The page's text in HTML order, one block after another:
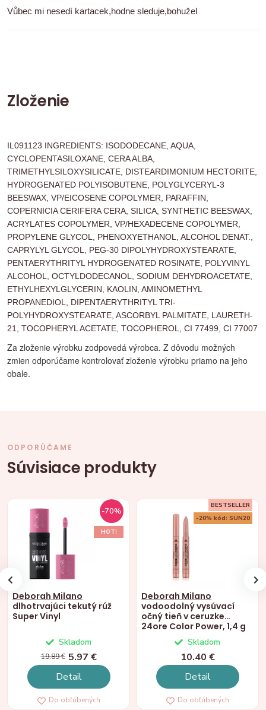
Vůbec mi nesedí kartacek,hodne sleduje,bohužel
Zloženie
IL091123 INGREDIENTS: ISODODECANE, AQUA,
CYCLOPENTASILOXANE, CERA ALBA,
TRIMETHYLSILOXYSILICATE, DISTEARDIMONIUM HECTORITE,
HYDROGENATED POLYISOBUTENE, POLYGLYCERYL-3
BEESWAX, VP/EICOSENE COPOLYMER, PARAFFIN,
COPERNICIA CERIFERA CERA, SILICA, SYNTHETIC BEESWAX,
ACRYLATES COPOLYMER, VP/HEXADECENE COPOLYMER,
PROPYLENE GLYCOL, PHENOXYETHANOL, ALCOHOL DENAT.,
CAPRYLYL GLYCOL, PEG-30 DIPOLYHYDROXYSTEARATE,
PENTAERYTHRITYL HYDROGENATED ROSINATE, POLYVINYL
ALCOHOL, OCTYLDODECANOL, SODIUM DEHYDROACETATE,
ETHYLHEXYLGLYCERIN, KAOLIN, AMINOMETHYL
PROPANEDIOL, DIPENTAERYTHRITYL TRI-
POLYHYDROXYSTEARATE, ASCORBYL PALMITATE, LAURETH-
21, TOCOPHERYL ACETATE, TOCOPHEROL, CI 77499, CI 77007
Za zloženie výrobku zodpovedá výrobca. Z dôvodu možných
zmien odporúčame kontrolovať zloženie výrobku priamo na jeho
obale.
ODPORÚČAME
Súvisiace produkty
-70%
HOT!
Deborah Milano
dlhotrvajúci tekutý rúž
Super Vinyl
Skladom
19.89 € 5.97 €
Detail
Do obľúbených
BESTSELLER
-20% kód: SUN20
Deborah Milano
vodoodolný vysúvací
očný tieň v ceruzke
24ore Color Power, 1,4 g
Skladom
10.40 €
Detail
Do obľúbených